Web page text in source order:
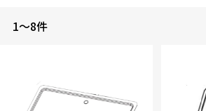
1～8件